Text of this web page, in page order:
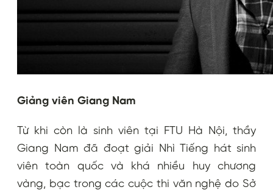
Giảng viên Giang Nam
Từ khi còn là sinh viên tại FTU Hà Nội, thầy
Giang Nam đã đoạt giải Nhì Tiếng hát sinh
viên toàn quốc và khá nhiều huy chương
vàng, bạc trong các cuộc thi văn nghệ do Sở